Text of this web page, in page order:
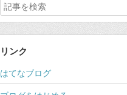
リンク
はてなブログ